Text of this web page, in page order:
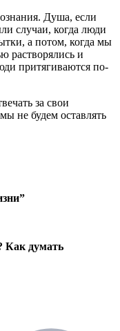
Душа, если
случаи, когда люди
а потом, когда мы
растворялись и
притягиваются по-
за свои
не будем оставлять
Как думать